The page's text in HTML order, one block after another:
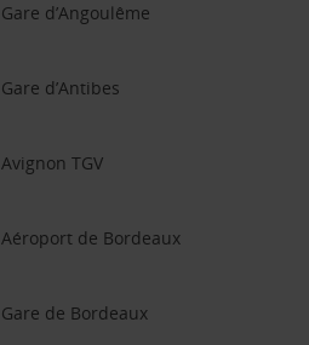
Gare d’Angoulême
Gare d’Antibes
Avignon TGV
Aéroport de Bordeaux
Gare de Bordeaux